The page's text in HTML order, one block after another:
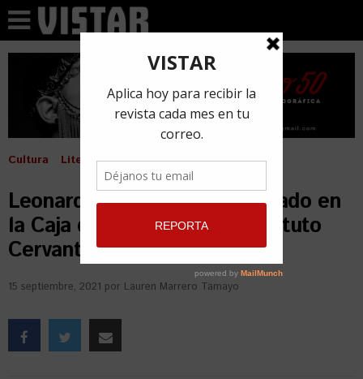
Cultura Literatura
Leonardo Padura deja su legado en
la Caja de las Letras del Instituto
Cervantes en Madrid
15 septiembre, 2021 por Lauren Marrero Tamayo